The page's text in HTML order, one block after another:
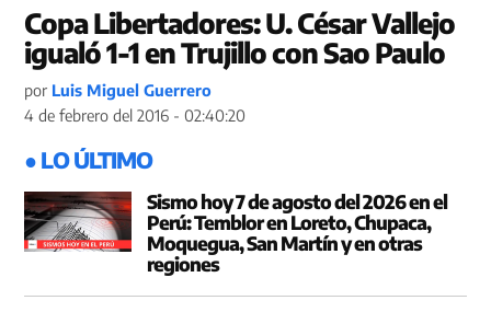
Copa Libertadores: U. César Vallejo
igualó 1-1 en Trujillo con Sao Paulo
por Luis Miguel Guerrero
4 de febrero del 2016 - 02:40:20
● LO ÚLTIMO
Sismo hoy 7 de agosto del 2026 en el
Perú: Temblor en Loreto, Chupaca,
Moquegua, San Martín y en otras
regiones